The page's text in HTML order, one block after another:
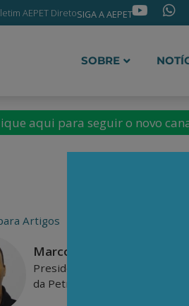
AEPET DiretoSIGA A AEPET
SOBRE
aqui para seguir o novo
Artigos
Marcos André dos Santos
Presidente da Associação dos
da Petrobras Núcleo Bahia